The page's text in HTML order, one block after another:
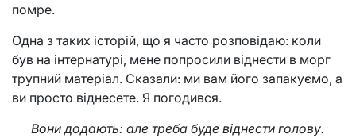
помре.
Одна з таких історій, що я часто розповідаю: коли
був на інтернатурі, мене попросили віднести в морг
трупний матеріал. Сказали: ми вам його запакуємо, а
ви просто віднесете. Я погодився.
Вони додають: але треба буде віднести голову.